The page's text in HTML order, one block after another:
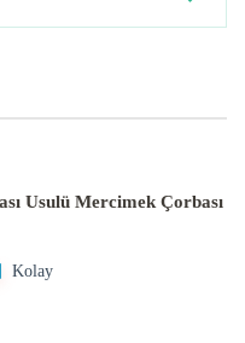
Usulü Mercimek Çorbası
Kolay